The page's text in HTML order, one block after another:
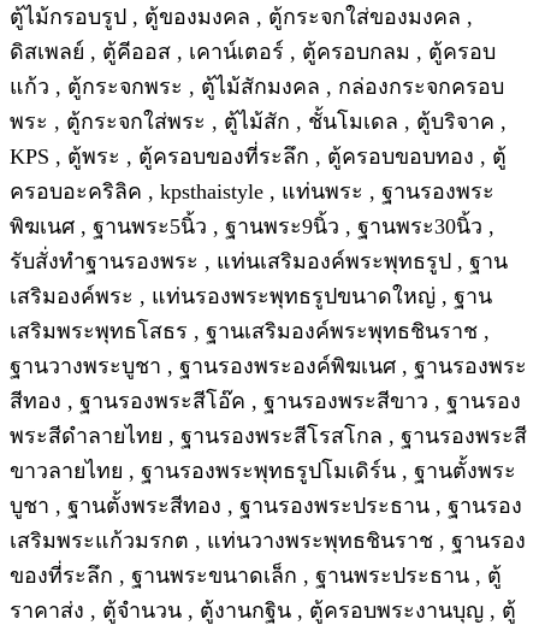
ตู้ไม้กรอบรูป , ตู้ของมงคล , ตู้กระจกใส่ของมงคล ,
ดิสเพลย์ , ตู้คีออส , เคาน์เตอร์ , ตู้ครอบกลม , ตู้ครอบ
แก้ว , ตู้กระจกพระ , ตู้ไม้สักมงคล , กล่องกระจกครอบ
พระ , ตู้กระจกใส่พระ , ตู้ไม้สัก , ชั้นโมเดล , ตู้บริจาค ,
KPS , ตู้พระ , ตู้ครอบของที่ระลึก , ตู้ครอบขอบทอง , ตู้
ครอบอะคริลิค , kpsthaistyle , แท่นพระ , ฐานรองพระ
พิฆเนศ , ฐานพระ5นิ้ว , ฐานพระ9นิ้ว , ฐานพระ30นิ้ว ,
รับสั่งทำฐานรองพระ , แท่นเสริมองค์พระพุทธรูป , ฐาน
เสริมองค์พระ , แท่นรองพระพุทธรูปขนาดใหญ่ , ฐาน
เสริมพระพุทธโสธร , ฐานเสริมองค์พระพุทธชินราช ,
ฐานวางพระบูชา , ฐานรองพระองค์พิฆเนศ , ฐานรองพระ
สีทอง , ฐานรองพระสีโอ๊ค , ฐานรองพระสีขาว , ฐานรอง
พระสีดำลายไทย , ฐานรองพระสีโรสโกล , ฐานรองพระสี
ขาวลายไทย , ฐานรองพระพุทธรูปโมเดิร์น , ฐานตั้งพระ
บูชา , ฐานตั้งพระสีทอง , ฐานรองพระประธาน , ฐานรอง
เสริมพระแก้วมรกต , แท่นวางพระพุทธชินราช , ฐานรอง
ของที่ระลึก , ฐานพระขนาดเล็ก , ฐานพระประธาน , ตู้
ราคาส่ง , ตู้จำนวน , ตู้งานกฐิน , ตู้ครอบพระงานบุญ , ตู้